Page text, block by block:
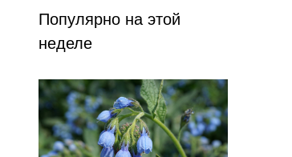
Популярно на этой
неделе